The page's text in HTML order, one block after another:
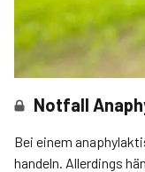
Notfall
Bei einem
handeln. Allerdings